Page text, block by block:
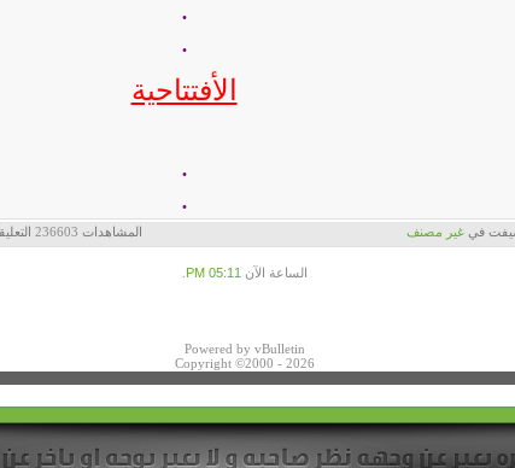
.
.
الأفتتاحية
.
.
في ‏غير مصنف المشاهدات
الساعة الآن 05:11 PM
Powered by vBulletin
Copyright ©2000 - 2026